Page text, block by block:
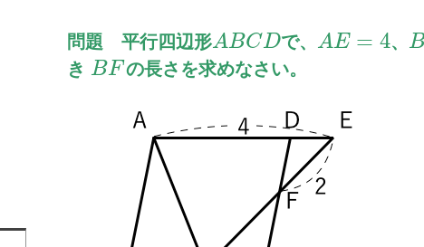
問題 平行四辺形ABCDで、 AE = 4、
き BFの長さを求めなさい。